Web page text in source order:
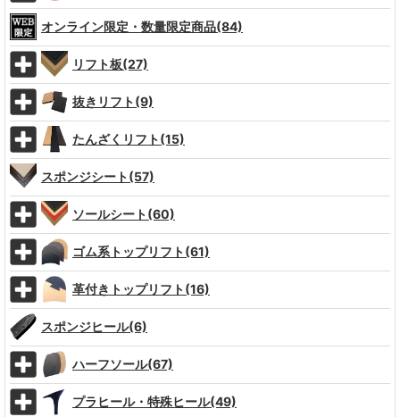
オンライン限定・数量限定商品(84)
リフト板(27)
抜きリフト(9)
たんざくリフト(15)
スポンジシート(57)
ソールシート(60)
ゴム系トップリフト(61)
革付きトップリフト(16)
スポンジヒール(6)
ハーフソール(67)
プラヒール・特殊ヒール(49)